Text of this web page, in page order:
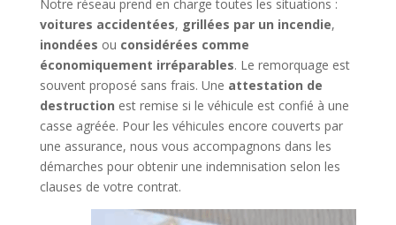
Notre réseau prend en charge toutes les situations :
voitures accidentées, grillées par un incendie,
inondées ou considérées comme
économiquement irréparables. Le remorquage est
souvent proposé sans frais. Une attestation de
destruction est remise si le véhicule est confié à une
casse agréée. Pour les véhicules encore couverts par
une assurance, nous vous accompagnons dans les
démarches pour obtenir une indemnisation selon les
clauses de votre contrat.